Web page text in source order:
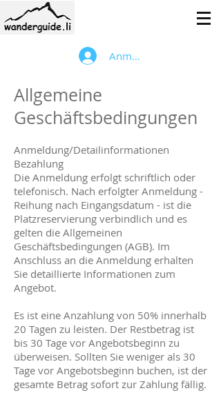
Anmelden
Allgemeine
Geschäftsbedingungen
Anmeldung/Detailinformationen
Bezahlung
Die Anmeldung erfolgt schriftlich oder
telefonisch. Nach erfolgter Anmeldung -
Reihung nach Eingangsdatum - ist die
Platzreservierung verbindlich und es
gelten die Allgemeinen
Geschäftsbedingungen (AGB). Im
Anschluss an die Anmeldung erhalten
Sie detaillierte Informationen zum
Angebot.
Es ist eine Anzahlung von 50% innerhalb
20 Tagen zu leisten. Der Restbetrag ist
bis 30 Tage vor Angebotsbeginn zu
überweisen. Sollten Sie weniger als 30
Tage vor Angebotsbeginn buchen, ist der
gesamte Betrag sofort zur Zahlung fällig.